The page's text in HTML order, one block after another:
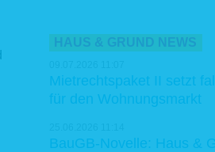
HAUS & GRUND NEWS
Mietrechtspaket II setzt
für den Wohnungsmarkt
BauGB-Novelle: Haus &